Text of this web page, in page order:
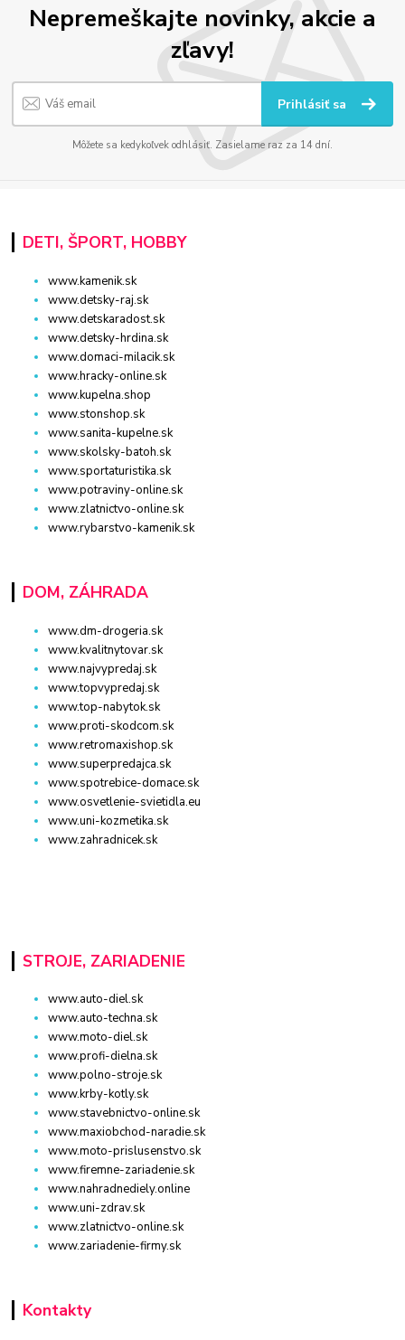
Nepremeškajte novinky, akcie a
zľavy!
Prihlásiť sa
Môžete sa kedykoľvek odhlásiť. Zasielame raz za 14 dní.
DETI, ŠPORT, HOBBY
www.kamenik.sk
www.detsky-raj.sk
www.detskaradost.sk
www.detsky-hrdina.sk
www.domaci-milacik.sk
www.hracky-online.sk
www.kupelna.shop
www.stonshop.sk
www.sanita-kupelne.sk
www.skolsky-batoh.sk
www.sportaturistika.sk
www.potraviny-online.sk
www.zlatnictvo-online.sk
www.rybarstvo-kamenik.sk
DOM, ZÁHRADA
www.dm-drogeria.sk
www.kvalitnytovar.sk
www.najvypredaj.sk
www.topvypredaj.sk
www.top-nabytok.sk
www.proti-skodcom.sk
www.retromaxishop.sk
www.superpredajca.sk
www.spotrebice-domace.sk
www.osvetlenie-svietidla.eu
www.uni-kozmetika.sk
www.zahradnicek.sk
STROJE, ZARIADENIE
www.auto-diel.sk
www.auto-techna.sk
www.moto-diel.sk
www.profi-dielna.sk
www.polno-stroje.sk
www.krby-kotly.sk
www.stavebnictvo-online.sk
www.maxiobchod-naradie.sk
www.moto-prislusenstvo.sk
www.firemne-zariadenie.sk
www.nahradnediely.online
www.uni-zdrav.sk
www.zlatnictvo-online.sk
www.zariadenie-firmy.sk
Kontakty